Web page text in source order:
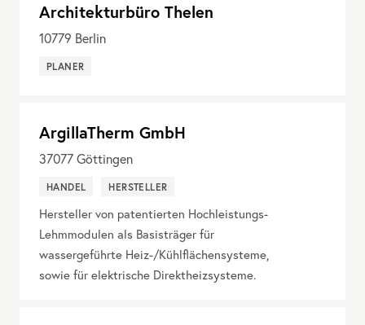
Architekturbüro Thelen
10779 Berlin
PLANER
ArgillaTherm GmbH
37077 Göttingen
HANDEL HERSTELLER
Hersteller von patentierten Hochleistungs-
Lehmmodulen als Basisträger für
wassergeführte Heiz-/Kühlflächensysteme,
sowie für elektrische Direktheizsysteme.